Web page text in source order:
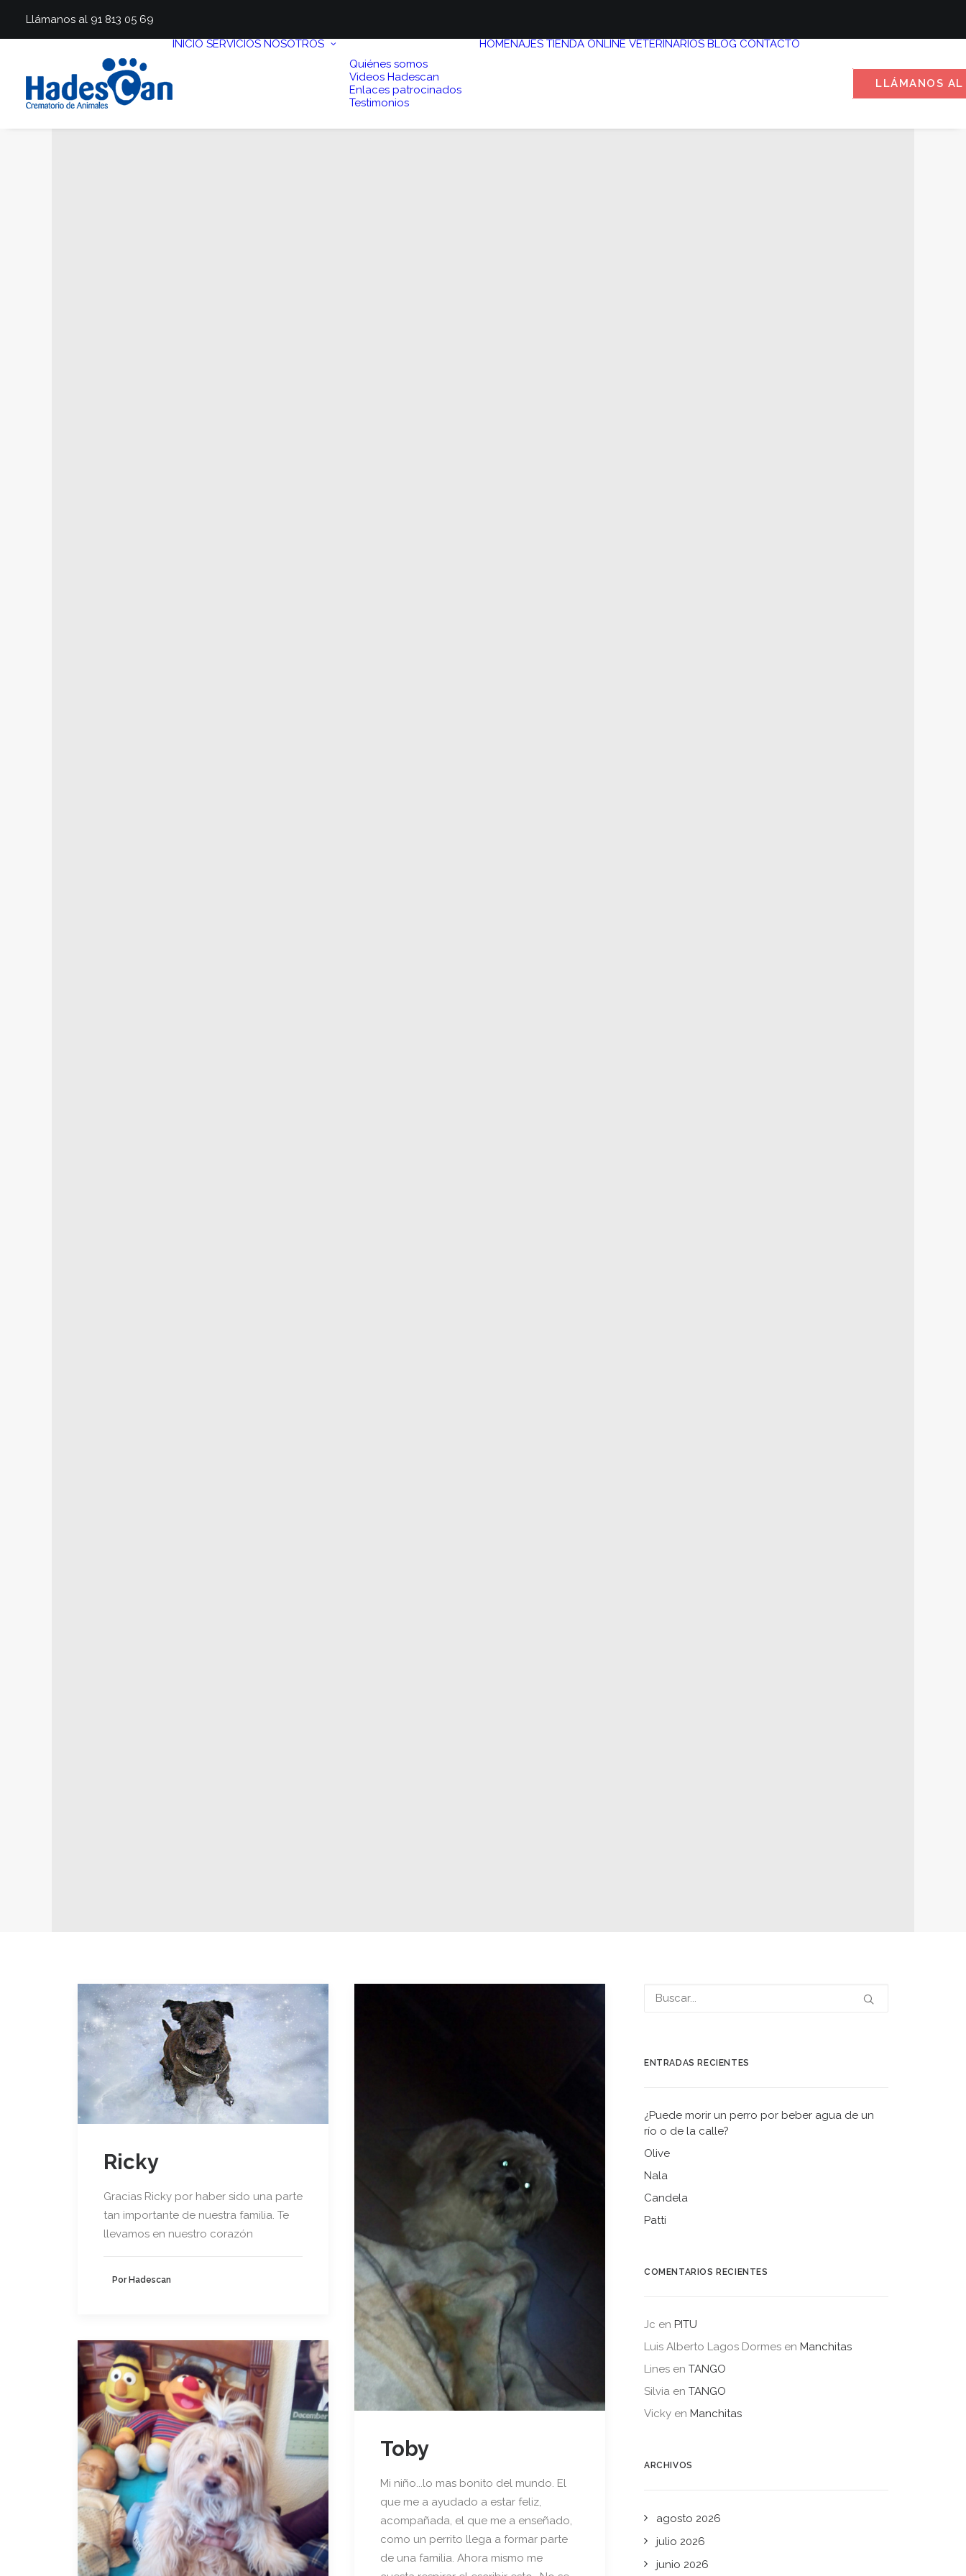
Llámanos al 91 813 05 69
INICIO SERVICIOS NOSOTROS
Quiénes somos
Videos Hadescan
Enlaces patrocinados
Testimonios
HOMENAJES TIENDA ONLINE VETERINARIOS BLOG CONTACTO
LLÁMANOS
Ricky
Gracias Ricky por haber sido una parte
tan importante de nuestra familia. Te
llevamos en nuestro corazón
Por Hadescan
Toby
Mi niño...lo mas bonito del mundo. El
que me a ayudado a estar feliz,
acompañada, el que me a enseñado,
como un perrito llega a formar parte
de una familia. Ahora mismo me
ENTRADAS RECIENTES
¿Puede morir un perro por beber agua de un
río o de la calle?
Olive
Nala
Candela
Patti
COMENTARIOS RECIENTES
Jc en PITU
Luis Alberto Lagos Dormes en Manchitas
Lines en TANGO
Silvia en TANGO
Vicky en Manchitas
ARCHIVOS
agosto 2026
julio 2026
junio 2026